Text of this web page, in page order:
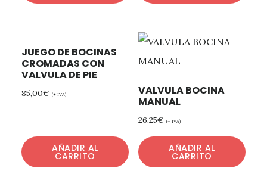
JUEGO DE BOCINAS
CROMADAS CON
VALVULA DE PIE
85,00€ (+ IVA)
AÑADIR AL
CARRITO
VALVULA BOCINA
MANUAL
26,25€ (+ IVA)
AÑADIR AL
CARRITO